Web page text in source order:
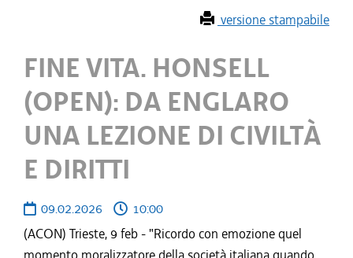
versione stampabile
FINE VITA. HONSELL
(OPEN): DA ENGLARO
UNA LEZIONE DI CIVILTÀ
E DIRITTI
09.02.2026
10:00
(ACON) Trieste, 9 feb - "Ricordo con emozione quel